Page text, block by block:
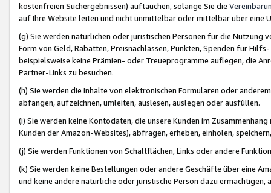
kostenfreien Suchergebnissen) auftauchen, solange Sie die
auf Ihre Website leiten und nicht unmittelbar oder mittelbar über eine
(g) Sie werden natürlichen oder juristischen Personen für die Nutzung
Form von Geld, Rabatten, Preisnachlässen, Punkten, Spenden für
beispielsweise keine Prämien- oder Treueprogramme auflegen, die
Partner-Links zu besuchen.
(h) Sie werden die Inhalte von elektronischen Formularen oder
abfangen, aufzeichnen, umleiten, auslesen, auslegen oder ausfüllen.
(i) Sie werden keine Kontodaten, die unsere Kunden im
Kunden der Amazon-Websites), abfragen, erheben, einholen,
(j) Sie werden Funktionen von Schaltflächen, Links oder andere
(k) Sie werden keine Bestellungen oder andere Geschäfte über eine
und keine andere natürliche oder juristische Person dazu